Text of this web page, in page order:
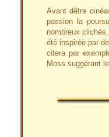
Avant dêtre
passion la
nombreux
été inspirée par
citera par
Moss suggérant